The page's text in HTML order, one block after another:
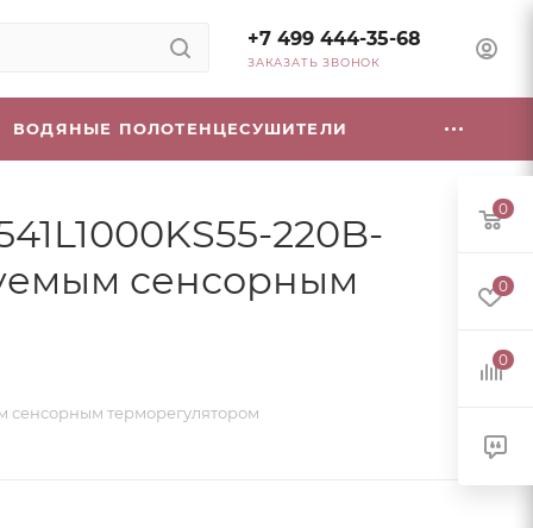
+7 499 444-35-68
ЗАКАЗАТЬ ЗВОНОК
ВОДЯНЫЕ ПОЛОТЕНЦЕСУШИТЕЛИ
220B-
сенсорным
сенсорным терморегулятором
0
0
0